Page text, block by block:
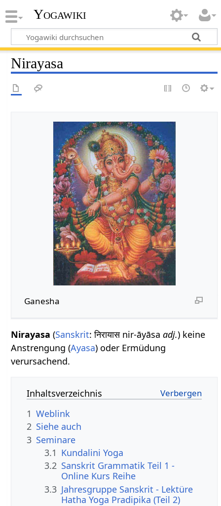
Yogawiki
Nirayasa
Ganesha
Nirayasa (Sanskrit: निरायास nir-āyāsaadj.) keine
Anstrengung (Ayasa) oder Ermüdung
verursachend.
Inhaltsverzeichnis
1 Weblink
2 Siehe auch
3 Seminare
3.1 Kundalini Yoga
3.2 Sanskrit Grammatik Teil 1 -
Online Kurs Reihe
3.3 Jahresgruppe Sanskrit - Lektüre
Hatha Yoga Pradipika (Teil 2)